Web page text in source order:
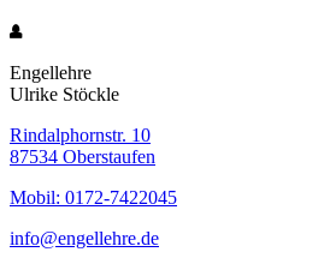
Engellehre
Ulrike Stöckle
Rindalphornstr. 10
87534 Oberstaufen
Mobil: 0172-7422045
info@engellehre.de